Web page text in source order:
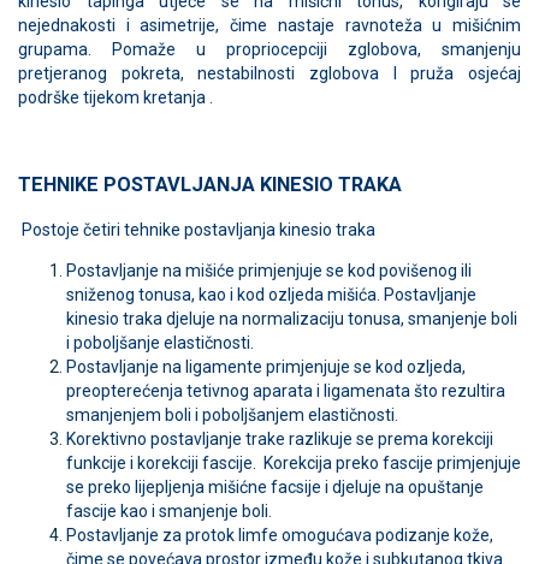
nejednakosti i asimetrije, čime nastaje ravnoteža u mišićnim
grupama. Pomaže u propriocepciji zglobova, smanjenju
pretjeranog pokreta, nestabilnosti zglobova I pruža osjećaj
podrške tijekom kretanja .
TEHNIKE POSTAVLJANJA KINESIO TRAKA
Postoje četiri tehnike postavljanja kinesio traka
Postavljanje na mišiće primjenjuje se kod povišenog ili
sniženog tonusa, kao i kod ozljeda mišića. Postavljanje
kinesio traka djeluje na normalizaciju tonusa, smanjenje boli
i poboljšanje elastičnosti.
Postavljanje na ligamente primjenjuje se kod ozljeda,
preopterećenja tetivnog aparata i ligamenata što rezultira
smanjenjem boli i poboljšanjem elastičnosti.
Korektivno postavljanje trake razlikuje se prema korekciji
funkcije i korekciji fascije. Korekcija preko fascije primjenjuje
se preko lijepljenja mišićne facsije i djeluje na opuštanje
fascije kao i smanjenje boli.
Postavljanje za protok limfe omogućava podizanje kože,
čime se povećava prostor između kože i subkutanog tkiva.